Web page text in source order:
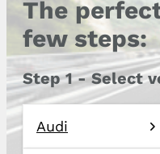
The
few steps:
Step 1 - Select
Audi